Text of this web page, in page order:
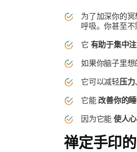
为了加深你的
呼吸。你甚至
它 有助于集中
如果你脑子里
它可以减轻压力
它能 改善你的
因为它能 使人
禅定手印的